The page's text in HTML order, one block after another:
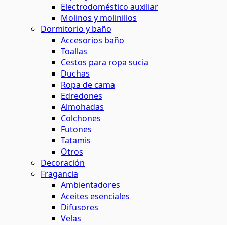
Electrodoméstico auxiliar
Molinos y molinillos
Dormitorio y baño
Accesorios baño
Toallas
Cestos para ropa sucia
Duchas
Ropa de cama
Edredones
Almohadas
Colchones
Futones
Tatamis
Otros
Decoración
Fragancia
Ambientadores
Aceites esenciales
Difusores
Velas